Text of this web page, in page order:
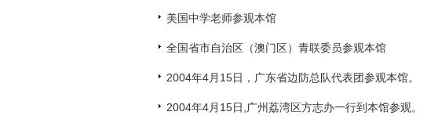
美国中学老师参观本馆
全国省市自治区（澳门区）青联委员参观本馆
2004年4月15日，广东省边防总队代表团参观本馆。
2004年4月15日,广州荔湾区方志办一行到本馆参观。